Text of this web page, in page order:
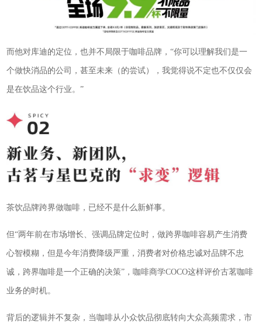
而他对库迪的定位，也并不局限于咖啡品牌，“你可以理解我们是一
个做快消品的公司，甚至未来（的尝试），我觉得说不定也不仅仅会
是在饮品这个行业。”
茶饮品牌跨界做咖啡，已经不是什么新鲜事。
但“两年前在市场增长、强调品牌定位时，做跨界咖啡容易产生消费
心智模糊，但是今年消费降级严重，消费者对价格忠诚对品牌不忠
诚，跨界咖啡是一个正确的决策”，咖啡商学COCO这样评价古茗咖啡
业务的时机。
背后的逻辑并不复杂，当咖啡从小众饮品彻底转向大众高频需求，市